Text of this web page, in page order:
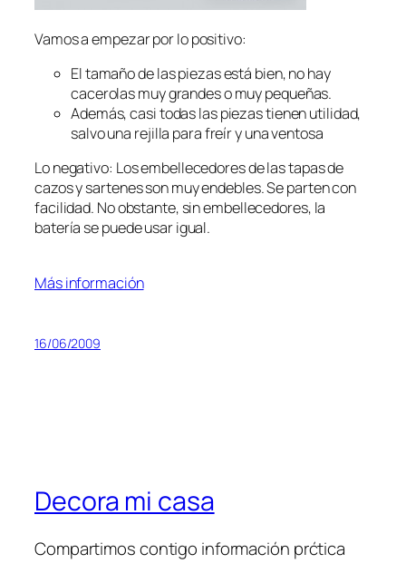
Vamos a empezar por lo positivo:
El tamaño de las piezas está bien, no hay
cacerolas muy grandes o muy pequeñas.
Además, casi todas las piezas tienen utilidad,
salvo una rejilla para freír y una ventosa
Lo negativo: Los embellecedores de las tapas de
cazos y sartenes son muy endebles. Se parten con
facilidad. No obstante, sin embellecedores, la
batería se puede usar igual.
Más información
16/06/2009
Decora mi casa
Compartimos contigo información prćtica